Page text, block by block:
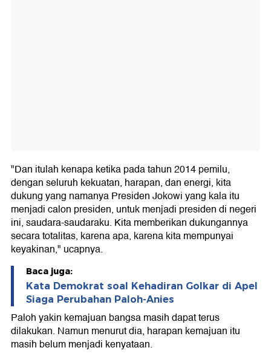
"Dan itulah kenapa ketika pada tahun 2014 pemilu,
dengan seluruh kekuatan, harapan, dan energi, kita
dukung yang namanya Presiden Jokowi yang kala itu
menjadi calon presiden, untuk menjadi presiden di negeri
ini, saudara-saudaraku. Kita memberikan dukungannya
secara totalitas, karena apa, karena kita mempunyai
keyakinan," ucapnya.
Baca juga:
Kata Demokrat soal Kehadiran Golkar di Apel
Siaga Perubahan Paloh-Anies
Paloh yakin kemajuan bangsa masih dapat terus
dilakukan. Namun menurut dia, harapan kemajuan itu
masih belum menjadi kenyataan.